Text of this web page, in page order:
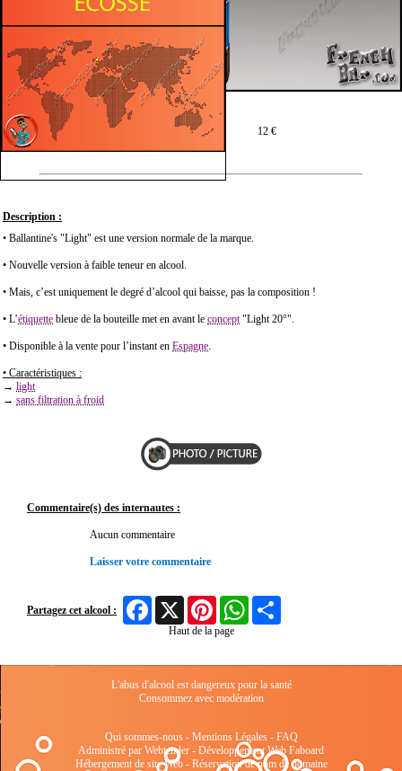
Prix moyen en 70 cl : 12 €
Description :
• Ballantine's "Light" est une version normale de la marque.
• Nouvelle version à faible teneur en alcool.
• Mais, c’est uniquement le degré d’alcool qui baisse, pas la composition !
• L’étiquette bleue de la bouteille met en avant le concept"Light 20°".
• Disponible à la vente pour l’instant en Espagne.
• Caractéristiques :
→ light
→ sans filtration à froid
Commentaire(s) des internautes :
Aucun commentaire
Laisser votre commentaire
Partagez cet alcool :
FacebookX Pinterest WhatsApp
Haut de la page
L'abus d'alcool est dangereux pour la santé
Consommez avec modération
Qui sommes-nous- Mentions Légales- FAQ
Administré par Webtender - Développement Web Faboard
Hébergement de site Web- Réservation de nom de domaine